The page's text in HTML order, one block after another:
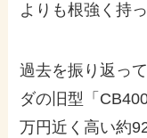
よりも根強く持
過去を振り返っ
ダの旧型「
万円近く高い約